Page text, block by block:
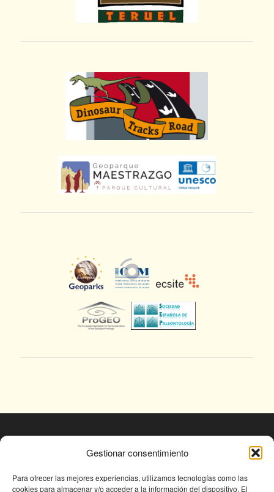
Gestionar consentimiento
Para ofrecer las mejores experiencias, utilizamos tecnologías como las
cookies para almacenar y/o acceder a la información del dispositivo. El
© Fundación Conjunto Paleontológico de Teruel
Avda. Sagunto s/n, 44002 TERUEL,